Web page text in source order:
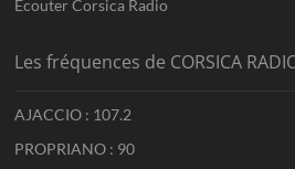
Ecouter Corsica Radio
Les fréquences de CORSICA
AJACCIO : 107.2
PROPRIANO : 90